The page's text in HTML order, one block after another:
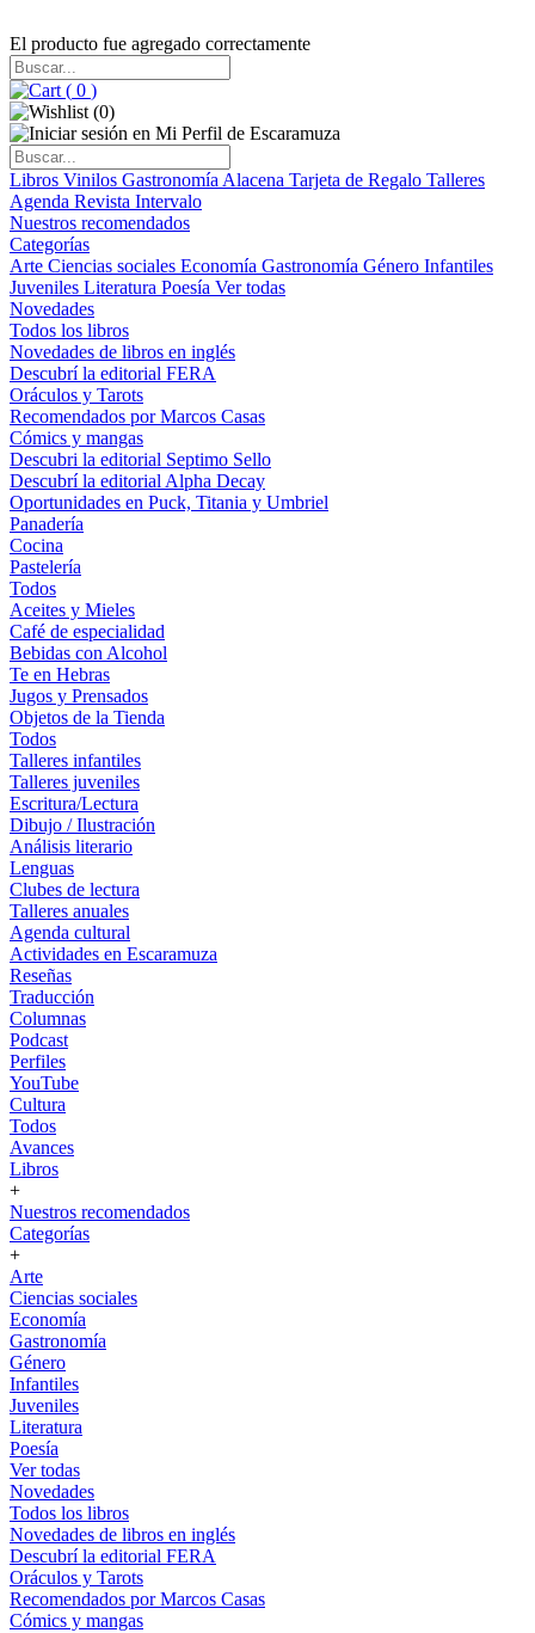
El producto fue agregado correctamente
( 0 )
(0)
Libros Vinilos Gastronomía Alacena Tarjeta de Regalo Talleres
Agenda Revista Intervalo
Nuestros recomendados
Categorías
Arte Ciencias sociales Economía Gastronomía Género Infantiles
Juveniles Literatura Poesía Ver todas
Novedades
Todos los libros
Novedades de libros en inglés
Descubrí la editorial FERA
Oráculos y Tarots
Recomendados por Marcos Casas
Cómics y mangas
Descubri la editorial Septimo Sello
Descubrí la editorial Alpha Decay
Oportunidades en Puck, Titania y Umbriel
Panadería
Cocina
Pastelería
Todos
Aceites y Mieles
Café de especialidad
Bebidas con Alcohol
Te en Hebras
Jugos y Prensados
Objetos de la Tienda
Todos
Talleres infantiles
Talleres juveniles
Escritura/Lectura
Dibujo / Ilustración
Análisis literario
Lenguas
Clubes de lectura
Talleres anuales
Agenda cultural
Actividades en Escaramuza
Reseñas
Traducción
Columnas
Podcast
Perfiles
YouTube
Cultura
Todos
Avances
Libros
+
Nuestros recomendados
Categorías
+
Arte
Ciencias sociales
Economía
Gastronomía
Género
Infantiles
Juveniles
Literatura
Poesía
Ver todas
Novedades
Todos los libros
Novedades de libros en inglés
Descubrí la editorial FERA
Oráculos y Tarots
Recomendados por Marcos Casas
Cómics y mangas